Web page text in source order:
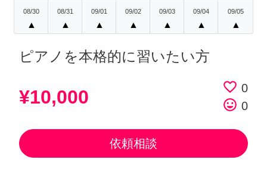
08/30
▲
08/31
▲
09/01
▲
09/02
▲
09/03
▲
09/04
▲
09/05
▲
ピアノを本格的に習いたい方
¥10,000 favorite_border 0
tag_faces 0
依頼相談